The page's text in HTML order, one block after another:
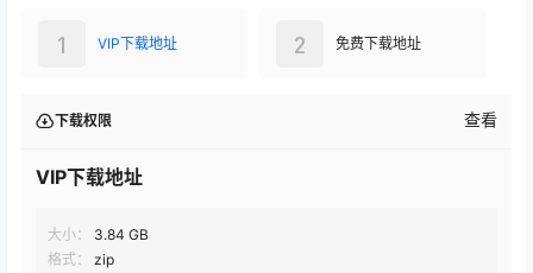
VIP下载地址
1 免费下载地址
2
下载权限 查看
VIP下载地址
大小：
3.84 GB
格式：
zip